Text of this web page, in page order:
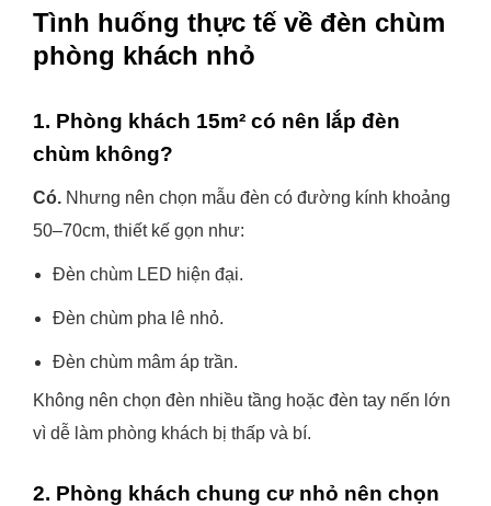
Tình huống thực tế về đèn chùm
phòng khách nhỏ
1. Phòng khách 15m² có nên lắp đèn
chùm không?
Có. Nhưng nên chọn mẫu đèn có đường kính khoảng
50–70cm, thiết kế gọn như:
Đèn chùm LED hiện đại.
Đèn chùm pha lê nhỏ.
Đèn chùm mâm áp trần.
Không nên chọn đèn nhiều tầng hoặc đèn tay nến lớn
vì dễ làm phòng khách bị thấp và bí.
2. Phòng khách chung cư nhỏ nên chọn